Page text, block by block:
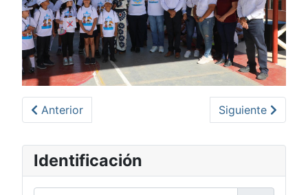
Artículo anterior: El jueves 28 y viernes 29 el
Anterior Artículo
Siguiente
Identificación